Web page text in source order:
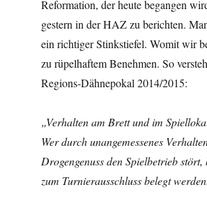
Reformation, der heute begangen
gestern in der HAZ zu berichten.
ein richtiger Stinkstiefel. Womit wir
zu rüpelhaftem Benehmen. So
Regions-Dähnepokal 2014/2015:
„Verhalten am Brett und im
Wer durch unangemessenes
Drogengenuss den Spielbetrieb
zum Turnierausschluss belegt